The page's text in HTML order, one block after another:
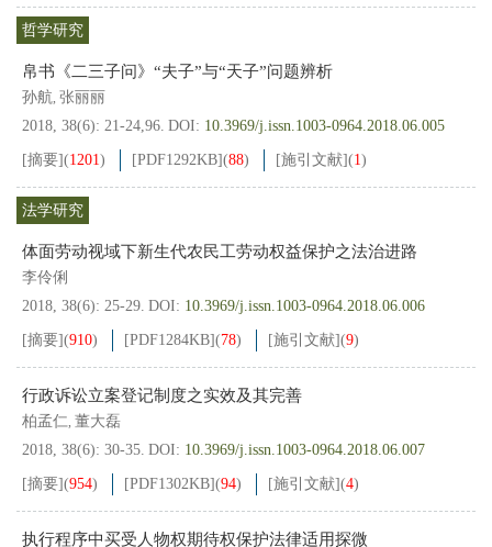
哲学研究
帛书《二三子问》“夫子”与“天子”问题辨析
孙航, 张丽丽
2018, 38(6): 21-24,96. DOI: 10.3969/j.issn.1003-0964.2018.06.005
[摘要](1201) [PDF1292KB](88) [施引文献](1)
法学研究
体面劳动视域下新生代农民工劳动权益保护之法治进路
李伶俐
2018, 38(6): 25-29. DOI: 10.3969/j.issn.1003-0964.2018.06.006
[摘要](910) [PDF1284KB](78) [施引文献](9)
行政诉讼立案登记制度之实效及其完善
柏孟仁, 董大磊
2018, 38(6): 30-35. DOI: 10.3969/j.issn.1003-0964.2018.06.007
[摘要](954) [PDF1302KB](94) [施引文献](4)
执行程序中买受人物权期待权保护法律适用探微